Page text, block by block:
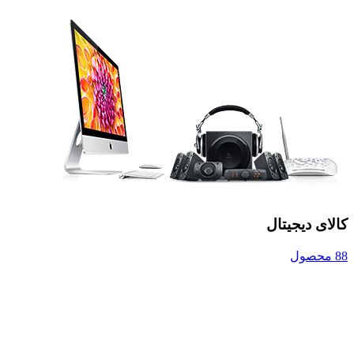
کالای دیجیتال
88 محصول